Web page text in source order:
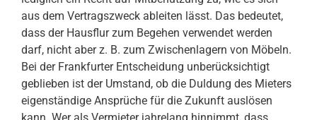
aus dem Vertragszweck ableiten lässt. Das bedeutet,
dass der Hausflur zum Begehen verwendet werden
darf, nicht aber z. B. zum Zwischenlagern von Möbeln.
Bei der Frankfurter Entscheidung unberücksichtigt
geblieben ist der Umstand, ob die Duldung des Mieters
eigenständige Ansprüche für die Zukunft auslösen